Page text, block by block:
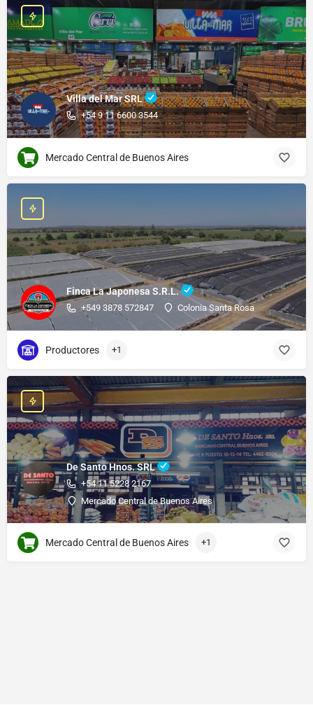
Villa del Mar SRL
+54 9 11 6600 3544
Mercado Central de Buenos Aires
Finca La Japonesa S.R.L.
+549 3878 572847 Colonia Santa Rosa
Productores +1
De Santo Hnos. SRL
+54 11 5228 2167
Mercado Central de Buenos Aires
Mercado Central de Buenos Aires +1